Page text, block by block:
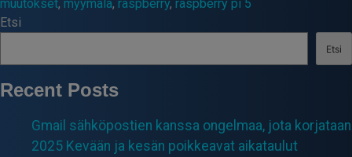
muutokset, myymälä, raspberry, raspberry pi 5
Etsi
Etsi
Recent Posts
Gmail sähköpostien kanssa ongelmaa, jota korjataan
2025 Kevään ja kesän poikkeavat aikataulut